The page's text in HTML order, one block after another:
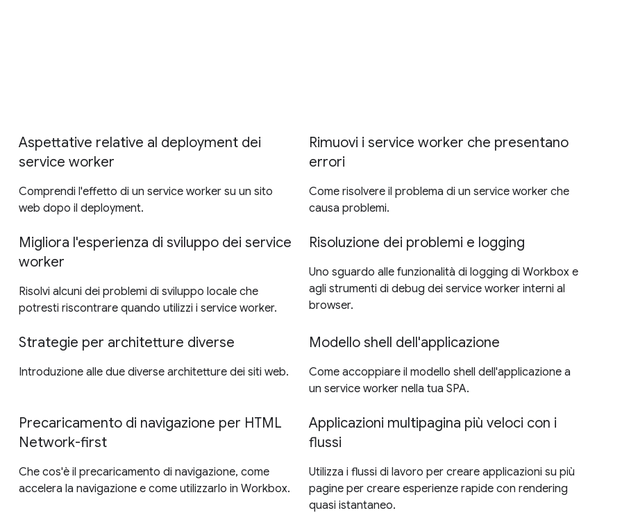
Aspettative relative al deployment dei
service worker
Comprendi l'effetto di un service worker su un sito
web dopo il deployment.
Rimuovi i service worker che presentano
errori
Come risolvere il problema di un service worker che
causa problemi.
Migliora l'esperienza di sviluppo dei service
worker
Risolvi alcuni dei problemi di sviluppo locale che
potresti riscontrare quando utilizzi i service worker.
Risoluzione dei problemi e logging
Uno sguardo alle funzionalità di logging di Workbox e
agli strumenti di debug dei service worker interni al
browser.
Strategie per architetture diverse
Introduzione alle due diverse architetture dei siti web.
Modello shell dell'applicazione
Come accoppiare il modello shell dell'applicazione a
un service worker nella tua SPA.
Precaricamento di navigazione per HTML
Network-first
Che cos'è il precaricamento di navigazione, come
accelera la navigazione e come utilizzarlo in Workbox.
Applicazioni multipagina più veloci con i
flussi
Utilizza i flussi di lavoro per creare applicazioni su più
pagine per creare esperienze rapide con rendering
quasi istantaneo.